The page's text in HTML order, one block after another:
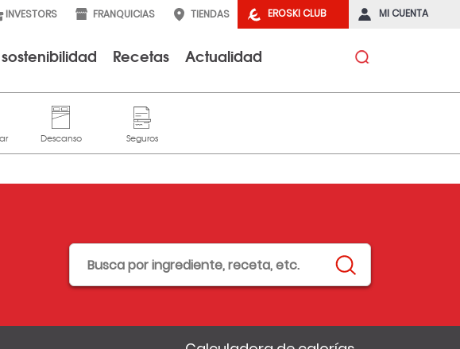
EROSKI CLUB MI CUENTA
INVESTORS FRANQUICIAS TIENDAS
Recetas Actualidad